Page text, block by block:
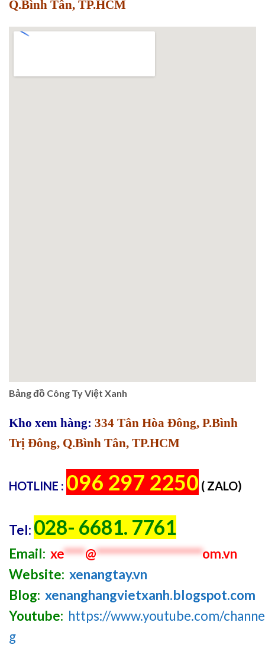
Q.Bình Tân, TP.HCM
Bảng đồ Công Ty Việt Xanh
Kho xem hàng: 334 Tân Hòa Đông, P.Bình
Trị Đông, Q.Bình Tân, TP.HCM
HOTLINE : 096 297 2250 ( ZALO)
Tel: 028- 6681. 7761
Email: xe****@********************om.vn
Website: xenangtay.vn
Blog: xenanghangvietxanh.blogspot.com
Youtube: https://www.youtube.com/
g